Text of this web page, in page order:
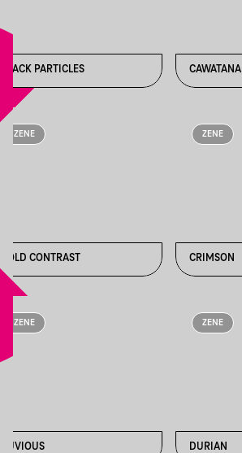
BLACK PARTICLES CAWATANA
ZENE
COLD CONTRAST
ZENE
CRIMSON
ZENE
CUVIOUS
ZENE
DURIAN